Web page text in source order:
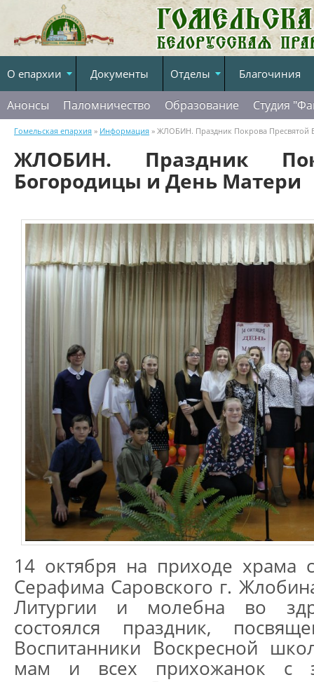
О епархии Документы Отделы Благочиния
Анонсы Паломничество Образование Студия
Гомельская епархия » Информация » ЖЛОБИН. Праздник Покрова Пресвятой
ЖЛОБИН. Праздник
Богородицы и День Матери
14 октября на приходе храма
Серафима Саровского г.
Литургии и молебна во
состоялся праздник,
Воспитанники Воскресной
мам и всех прихожанок с